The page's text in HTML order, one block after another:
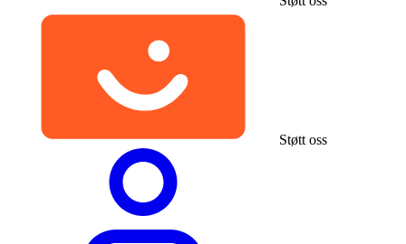
Støtt oss